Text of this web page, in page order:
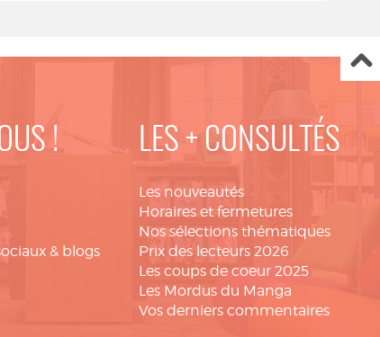
!
& blogs
LES + CONSULTÉS
Les nouveautés
Horaires et fermetures
Nos sélections thématiques
Prix des lecteurs 2026
Les coups de coeur 2025
Les Mordus du Manga
Vos derniers commentaires